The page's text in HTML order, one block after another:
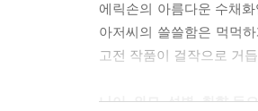
에릭손의 아름다운 수채
아저씨의 쓸쓸함은 먹먹
고전 작품이 걸작으로 거
나이, 외모, 성별, 취향 등